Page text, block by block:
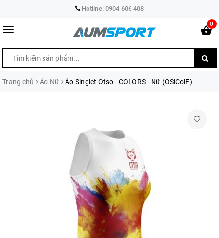
Hotline:0904 606 408
0
Trang chủ Áo Nữ Áo Singlet Otso - COLORS - Nữ (OSiColF)